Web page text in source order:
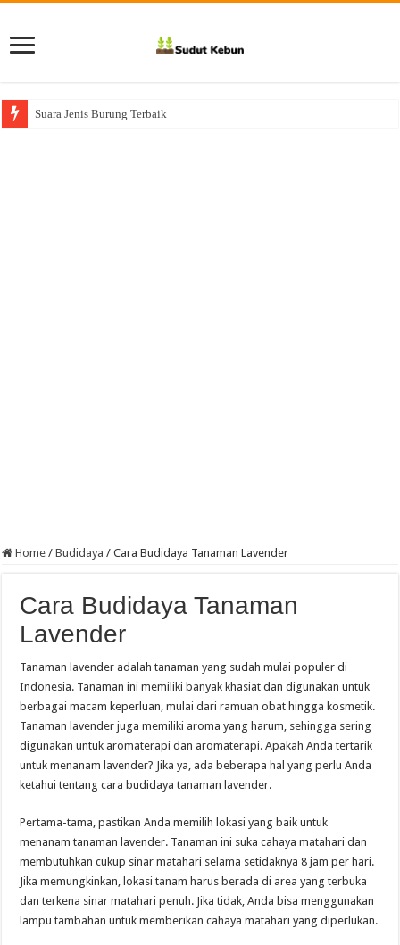
Suara Jenis Burung Terbaik
Home / Budidaya / Cara Budidaya Tanaman Lavender
Cara Budidaya Tanaman
Lavender
Tanaman lavender adalah tanaman yang sudah mulai populer di
Indonesia. Tanaman ini memiliki banyak khasiat dan digunakan untuk
berbagai macam keperluan, mulai dari ramuan obat hingga kosmetik.
Tanaman lavender juga memiliki aroma yang harum, sehingga sering
digunakan untuk aromaterapi dan aromaterapi. Apakah Anda tertarik
untuk menanam lavender? Jika ya, ada beberapa hal yang perlu Anda
ketahui tentang cara budidaya tanaman lavender.
Pertama-tama, pastikan Anda memilih lokasi yang baik untuk
menanam tanaman lavender. Tanaman ini suka cahaya matahari dan
membutuhkan cukup sinar matahari selama setidaknya 8 jam per hari.
Jika memungkinkan, lokasi tanam harus berada di area yang terbuka
dan terkena sinar matahari penuh. Jika tidak, Anda bisa menggunakan
lampu tambahan untuk memberikan cahaya matahari yang diperlukan.